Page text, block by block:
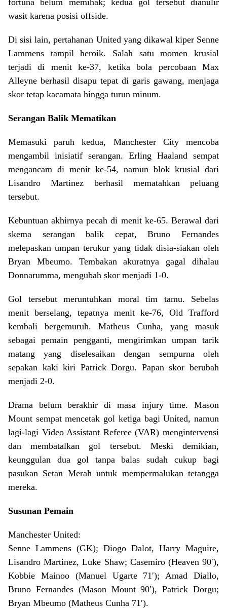
fortuna belum memihak; kedua gol tersebut dianulir
wasit karena posisi offside.
Di sisi lain, pertahanan United yang dikawal kiper Senne
Lammens tampil heroik. Salah satu momen krusial
terjadi di menit ke-37, ketika bola percobaan Max
Alleyne berhasil disapu tepat di garis gawang, menjaga
skor tetap kacamata hingga turun minum.
Serangan Balik Mematikan
Memasuki paruh kedua, Manchester City mencoba
mengambil inisiatif serangan. Erling Haaland sempat
mengancam di menit ke-54, namun blok krusial dari
Lisandro Martinez berhasil mematahkan peluang
tersebut.
Kebuntuan akhirnya pecah di menit ke-65. Berawal dari
skema serangan balik cepat, Bruno Fernandes
melepaskan umpan terukur yang tidak disia-siakan oleh
Bryan Mbeumo. Tembakan akuratnya gagal dihalau
Donnarumma, mengubah skor menjadi 1-0.
Gol tersebut meruntuhkan moral tim tamu. Sebelas
menit berselang, tepatnya menit ke-76, Old Trafford
kembali bergemuruh. Matheus Cunha, yang masuk
sebagai pemain pengganti, mengirimkan umpan tarik
matang yang diselesaikan dengan sempurna oleh
sepakan kaki kiri Patrick Dorgu. Papan skor berubah
menjadi 2-0.
Drama belum berakhir di masa injury time. Mason
Mount sempat mencetak gol ketiga bagi United, namun
lagi-lagi Video Assistant Referee (VAR) mengintervensi
dan membatalkan gol tersebut. Meski demikian,
keunggulan dua gol tanpa balas sudah cukup bagi
pasukan Setan Merah untuk mempermalukan tetangga
mereka.
Susunan Pemain
Manchester United:
Senne Lammens (GK); Diogo Dalot, Harry Maguire,
Lisandro Martinez, Luke Shaw; Casemiro (Heaven 90′),
Kobbie Mainoo (Manuel Ugarte 71′); Amad Diallo,
Bruno Fernandes (Mason Mount 90′), Patrick Dorgu;
Bryan Mbeumo (Matheus Cunha 71′).